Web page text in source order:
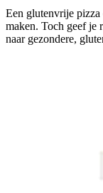
Een glutenvrije
maken. Toch geef je
naar gezondere,